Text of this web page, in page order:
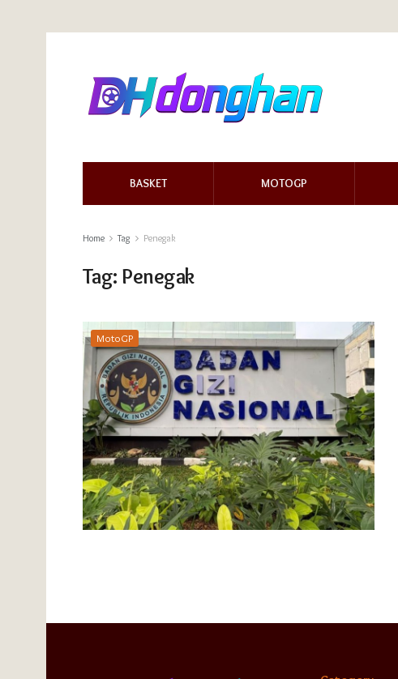
BASKET MOTOGP
Home Tag Penegak
Tag: Penegak
MotoGP